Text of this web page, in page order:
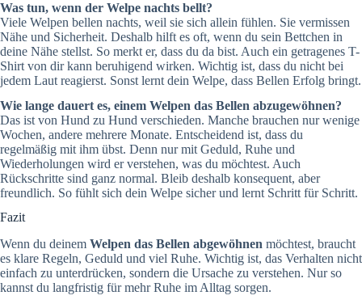
Was tun, wenn der Welpe nachts bellt?
Viele Welpen bellen nachts, weil sie sich allein fühlen. Sie vermissen
Nähe und Sicherheit. Deshalb hilft es oft, wenn du sein Bettchen in
deine Nähe stellst. So merkt er, dass du da bist. Auch ein getragenes T-
Shirt von dir kann beruhigend wirken. Wichtig ist, dass du nicht bei
jedem Laut reagierst. Sonst lernt dein Welpe, dass Bellen Erfolg bringt.
Wie lange dauert es, einem Welpen das Bellen abzugewöhnen?
Das ist von Hund zu Hund verschieden. Manche brauchen nur wenige
Wochen, andere mehrere Monate. Entscheidend ist, dass du
regelmäßig mit ihm übst. Denn nur mit Geduld, Ruhe und
Wiederholungen wird er verstehen, was du möchtest. Auch
Rückschritte sind ganz normal. Bleib deshalb konsequent, aber
freundlich. So fühlt sich dein Welpe sicher und lernt Schritt für Schritt.
Fazit
Wenn du deinem Welpen das Bellen abgewöhnen möchtest, braucht
es klare Regeln, Geduld und viel Ruhe. Wichtig ist, das Verhalten nicht
einfach zu unterdrücken, sondern die Ursache zu verstehen. Nur so
kannst du langfristig für mehr Ruhe im Alltag sorgen.